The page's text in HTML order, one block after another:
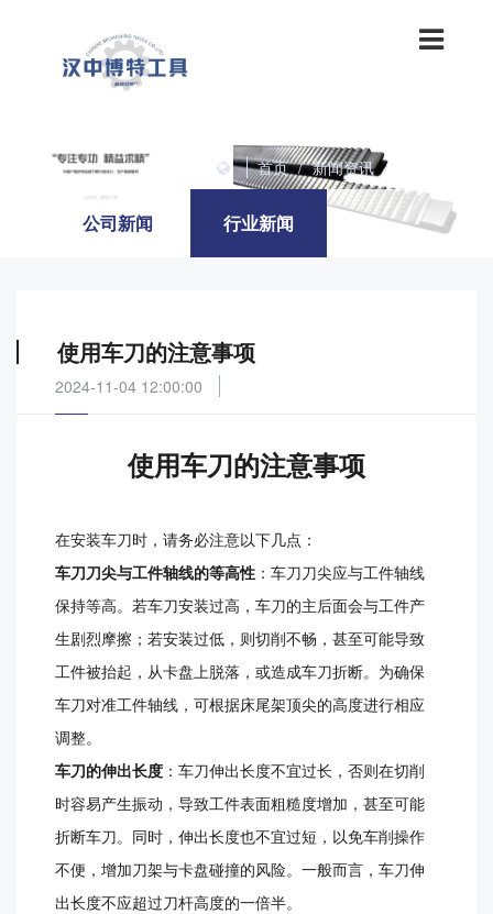
首页 / 新闻资讯 /
公司新闻 行业新闻
使用车刀的注意事项
2024-11-04 12:00:00
使用车刀的注意事项
在安装车刀时，请务必注意以下几点：
车刀刀尖与工件轴线的等高性 ：车刀刀尖应与工件轴线
保持等高。若车刀安装过高，车刀的主后面会与工件产
生剧烈摩擦；若安装过低，则切削不畅，甚至可能导致
工件被抬起，从卡盘上脱落，或造成车刀折断。为确保
车刀对准工件轴线，可根据床尾架顶尖的高度进行相应
调整。
车刀的伸出长度 ：车刀伸出长度不宜过长，否则在切削
时容易产生振动，导致工件表面粗糙度增加，甚至可能
折断车刀。同时，伸出长度也不宜过短，以免车削操作
不便，增加刀架与卡盘碰撞的风险。一般而言，车刀伸
出长度不应超过刀杆高度的一倍半。